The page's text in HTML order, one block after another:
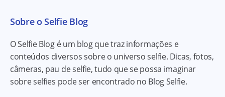
Sobre o Selfie Blog
O Selfie Blog é um blog que traz informações e
conteúdos diversos sobre o universo selfie. Dicas, fotos,
câmeras, pau de selfie, tudo que se possa imaginar
sobre selfies pode ser encontrado no Blog Selfie.